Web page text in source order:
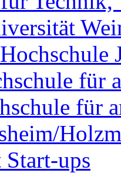
für
für
ups